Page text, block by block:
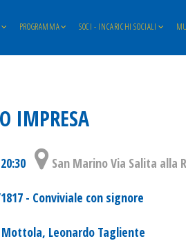
PROGRAMMA SOCI - INCARICHI SOCIALI
IMPRESA
San Marino Via Salita alla
- Conviviale con signore
Leonardo Tagliente